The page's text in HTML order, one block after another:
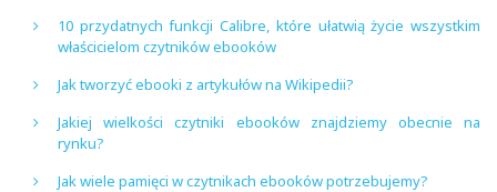
10 przydatnych funkcji Calibre, które ułatwią życie wszystkim
właścicielom czytników ebooków
Jak tworzyć ebooki z artykułów na Wikipedii?
Jakiej wielkości czytniki ebooków znajdziemy obecnie na
rynku?
Jak wiele pamięci w czytnikach ebooków potrzebujemy?